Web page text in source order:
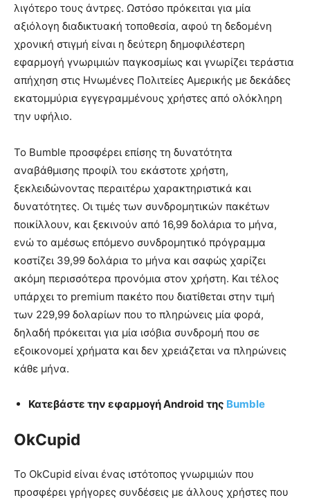
λιγότερο τους άντρες. Ωστόσο πρόκειται για μία
αξιόλογη διαδικτυακή τοποθεσία, αφού τη δεδομένη
χρονική στιγμή είναι η δεύτερη δημοφιλέστερη
εφαρμογή γνωριμιών παγκοσμίως και γνωρίζει τεράστια
απήχηση στις Ηνωμένες Πολιτείες Αμερικής με δεκάδες
εκατομμύρια εγγεγραμμένους χρήστες από ολόκληρη
την υφήλιο.
Το Bumble προσφέρει επίσης τη δυνατότητα
αναβάθμισης προφίλ του εκάστοτε χρήστη,
ξεκλειδώνοντας περαιτέρω χαρακτηριστικά και
δυνατότητες. Οι τιμές των συνδρομητικών πακέτων
ποικίλλουν, και ξεκινούν από 16,99 δολάρια το μήνα,
ενώ το αμέσως επόμενο συνδρομητικό πρόγραμμα
κοστίζει 39,99 δολάρια το μήνα και σαφώς χαρίζει
ακόμη περισσότερα προνόμια στον χρήστη. Και τέλος
υπάρχει το premium πακέτο που διατίθεται στην τιμή
των 229,99 δολαρίων που το πληρώνεις μία φορά,
δηλαδή πρόκειται για μία ισόβια συνδρομή που σε
εξοικονομεί χρήματα και δεν χρειάζεται να πληρώνεις
κάθε μήνα.
Κατεβάστε την εφαρμογή Android της Bumble
OkCupid
Το OkCupid είναι ένας ιστότοπος γνωριμιών που
προσφέρει γρήγορες συνδέσεις με άλλους χρήστες που